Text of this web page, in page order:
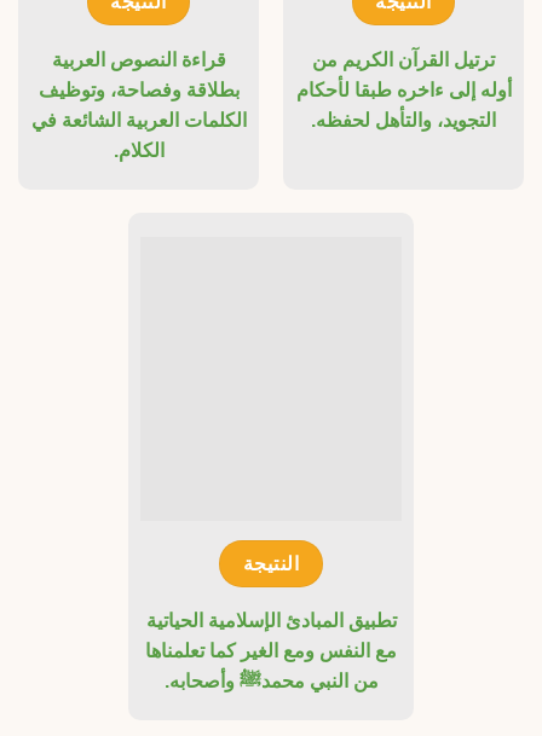
ترتيل القرآن الكريم من
أوله إلى ءاخره طبقا لأحكام
التجويد، والتأهل لحفظه.
قراءة النصوص العربية
بطلاقة وفصاحة، وتوظيف
الكلمات العربية الشائعة في
الكلام.
النتيجة
تطبيق المبادئ الإسلامية الحياتية
مع النفس ومع الغير كما تعلمناها
من النبي محمدﷺ وأصحابه.